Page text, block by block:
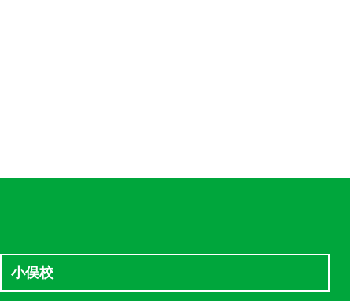
小俣校